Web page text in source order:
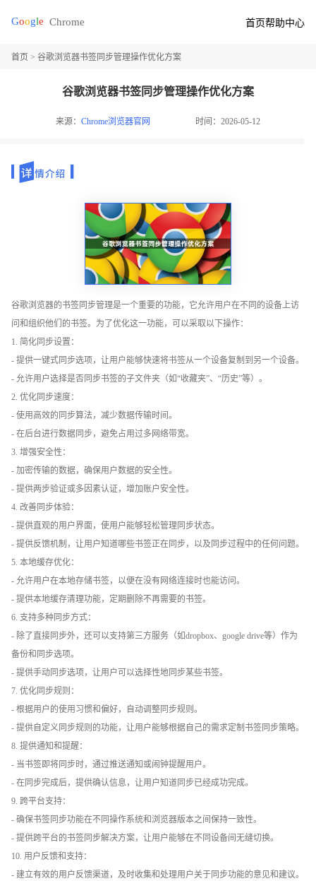
首页帮助中心
首页 > 谷歌浏览器书签同步管理操作优化方案
谷歌浏览器书签同步管理操作优化方案
来源：Chrome浏览器官网 时间：2026-05-12
谷歌浏览器的书签同步管理是一个重要的功能，它允许用户在不同的设备上访
问和组织他们的书签。为了优化这一功能，可以采取以下操作：
1. 简化同步设置：
- 提供一键式同步选项，让用户能够快速将书签从一个设备复制到另一个设备。
- 允许用户选择是否同步书签的子文件夹（如“收藏夹”、“历史”等）。
2. 优化同步速度：
- 使用高效的同步算法，减少数据传输时间。
- 在后台进行数据同步，避免占用过多网络带宽。
3. 增强安全性：
- 加密传输的数据，确保用户数据的安全性。
- 提供两步验证或多因素认证，增加账户安全性。
4. 改善同步体验：
- 提供直观的用户界面，使用户能够轻松管理同步状态。
- 提供反馈机制，让用户知道哪些书签正在同步，以及同步过程中的任何问题。
5. 本地缓存优化：
- 允许用户在本地存储书签，以便在没有网络连接时也能访问。
- 提供本地缓存清理功能，定期删除不再需要的书签。
6. 支持多种同步方式：
- 除了直接同步外，还可以支持第三方服务（如dropbox、google drive等）作为
备份和同步选项。
- 提供手动同步选项，让用户可以选择性地同步某些书签。
7. 优化同步规则：
- 根据用户的使用习惯和偏好，自动调整同步规则。
- 提供自定义同步规则的功能，让用户能够根据自己的需求定制书签同步策略。
8. 提供通知和提醒：
- 当书签即将同步时，通过推送通知或闹钟提醒用户。
- 在同步完成后，提供确认信息，让用户知道同步已经成功完成。
9. 跨平台支持：
- 确保书签同步功能在不同操作系统和浏览器版本之间保持一致性。
- 提供跨平台的书签同步解决方案，让用户能够在不同设备间无缝切换。
10. 用户反馈和支持：
- 建立有效的用户反馈渠道，及时收集和处理用户关于同步功能的意见和建议。